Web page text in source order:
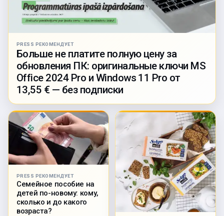
PRESS РЕКОМЕНДУЕТ
Больше не платите полную цену за
обновления ПК: оригинальные ключи MS
Office 2024 Pro и Windows 11 Pro от
13,55 € — без подписки
PRESS РЕКОМЕНДУЕТ
Семейное пособие на
детей по-новому: кому,
сколько и до какого
возраста?